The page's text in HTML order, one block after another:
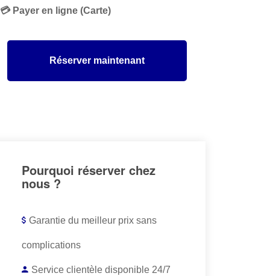
💳 Payer en ligne (Carte)
Réserver maintenant
Pourquoi réserver chez
nous ?
Garantie du meilleur prix sans
complications
Service clientèle disponible 24/7